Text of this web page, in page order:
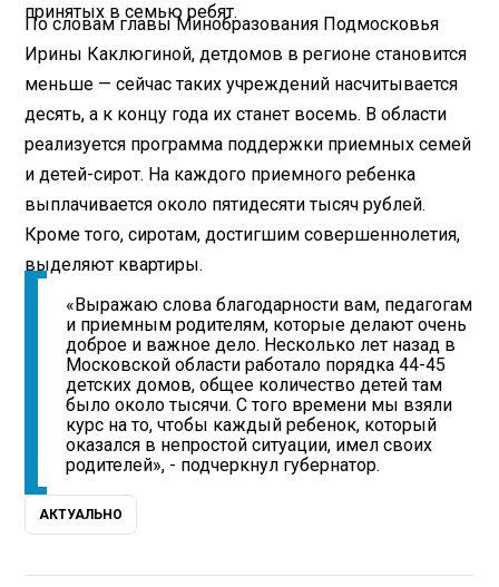
принятых в семью ребят.
По словам главы Минобразования Подмосковья
Ирины Каклюгиной, детдомов в регионе становится
меньше — сейчас таких учреждений насчитывается
десять, а к концу года их станет восемь. В области
реализуется программа поддержки приемных семей
и детей-сирот. На каждого приемного ребенка
выплачивается около пятидесяти тысяч рублей.
Кроме того, сиротам, достигшим совершеннолетия,
выделяют квартиры.
«Выражаю слова благодарности вам, педагогам
и приемным родителям, которые делают очень
доброе и важное дело. Несколько лет назад в
Московской области работало порядка 44-45
детских домов, общее количество детей там
было около тысячи. С того времени мы взяли
курс на то, чтобы каждый ребенок, который
оказался в непростой ситуации, имел своих
родителей», - подчеркнул губернатор.
АКТУАЛЬНО